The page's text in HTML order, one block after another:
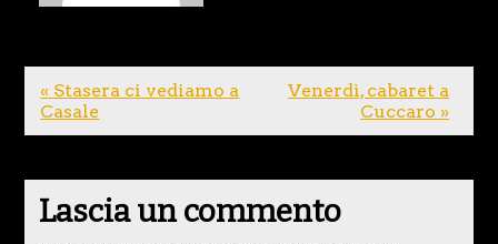
« Stasera ci vediamo a
Casale
Venerdì, cabaret a
Cuccaro »
Lascia un commento